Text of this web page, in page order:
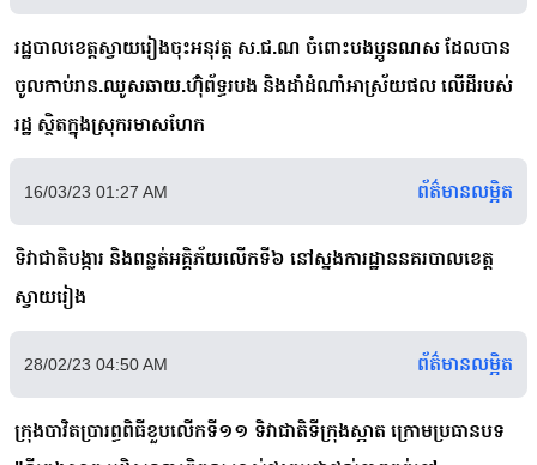
រដ្ឋបាលខេត្តស្វាយរៀងចុះអនុវត្ត ស.ជ.ណ ចំពោះបងប្អូនណស ដែលបាន
ចូលកាប់រាន.ឈូសឆាយ.ហ៊ុំព័ទ្ធរបង និងដាំដំណាំអាស្រ័យផល លើដីរបស់
រដ្ឋ ស្ថិតក្នុងស្រុករមាសហែក
16/03/23 01:27 AM ព័ត៌មានលម្អិត
ទិវាជាតិបង្ការ និងពន្លត់អគ្គិភ័យលើកទី៦ នៅស្នងការដ្ឋាននគរបាលខេត្ត
ស្វាយរៀង
28/02/23 04:50 AM ព័ត៌មានលម្អិត
ក្រុងបាវិតប្រារព្ធពិធីខួបលើកទី១១ ទិវាជាតិទីក្រុងស្អាត ក្រោមប្រធានបទ